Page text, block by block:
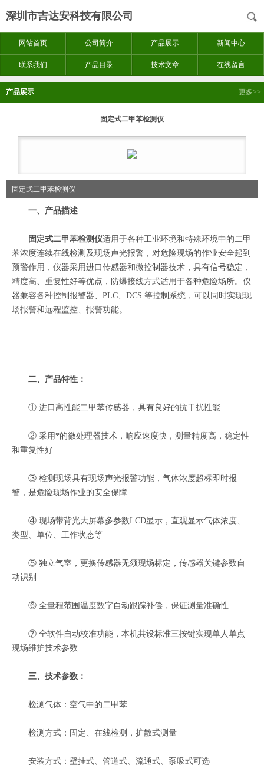
深圳市吉达安科技有限公司
网站首页 公司简介 产品展示 新闻中心
联系我们 产品目录 技术文章 在线留言
产品展示 更多>>
固定式二甲苯检测仪
固定式二甲苯检测仪
一、产品描述
固定式二甲苯检测仪适用于各种工业环境和特殊环境中的二甲
苯浓度连续在线检测及现场声光报警，对危险现场的作业安全起到
预警作用，仪器采用进口传感器和微控制器技术，具有信号稳定，
精度高、重复性好等优点，防爆接线方式适用于各种危险场所。仪
器兼容各种控制报警器、PLC、DCS 等控制系统，可以同时实现现
场报警和远程监控、报警功能。
二、产品特性：
① 进口高性能二甲苯传感器，具有良好的抗干扰性能
② 采用*的微处理器技术，响应速度快，测量精度高，稳定性
和重复性好
③ 检测现场具有现场声光报警功能，气体浓度超标即时报
警，是危险现场作业的安全保障
④ 现场带背光大屏幕多参数LCD显示，直观显示气体浓度、
类型、单位、工作状态等
⑤ 独立气室，更换传感器无须现场标定，传感器关键参数自
动识别
⑥ 全量程范围温度数字自动跟踪补偿，保证测量准确性
⑦ 全软件自动校准功能，本机共设标准三按键实现单人单点
现场维护技术参数
三、技术参数：
检测气体：空气中的二甲苯
检测方式：固定、在线检测，扩散式测量
安装方式：壁挂式、管道式、流通式、泵吸式可选